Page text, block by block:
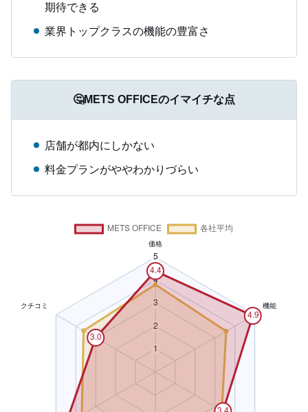
期待できる
業界トップクラスの機能の豊富さ
🤔METS OFFICEのイマイチな点
店舗が都内にしかない
料金プランがややわかりづらい